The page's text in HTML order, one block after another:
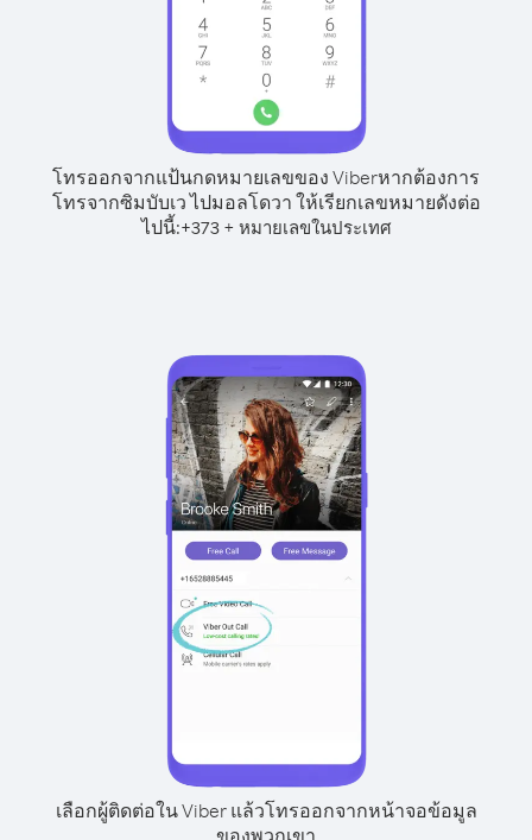
โทรออกจากแป้นกดหมายเลขของ Viberหากต้องการ
โทรจากซิมบับเว ไปมอลโดวา ให้เรียกเลขหมายดังต่อ
ไปนี้:+373+ หมายเลขในประเทศ
เลือกผู้ติดต่อใน Viber แล้วโทรออกจากหน้าจอข้อมูล
ของพวกเขา